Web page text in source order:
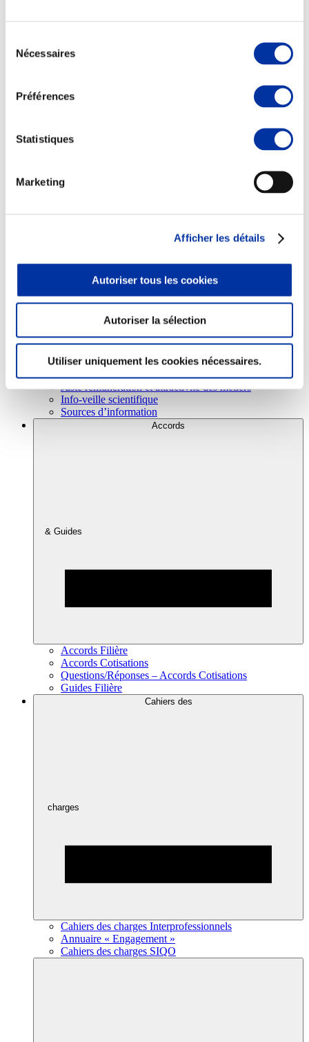
Nécessaires
Préférences
Statistiques
Marketing
Afficher les détails
Autoriser tous les cookies
Autoriser la sélection
Utiliser uniquement les cookies nécessaires.
Sécurité sanitaire
Viandes et santé
Juste rémunération et attractivité des métiers
Info-veille scientifique
Sources d’information
Accords
& Guides
Accords Filière
Accords Cotisations
Questions/Réponses – Accords Cotisations
Guides Filière
Cahiers des
charges
Cahiers des charges Interprofessionnels
Annuaire « Engagement »
Cahiers des charges SIQO